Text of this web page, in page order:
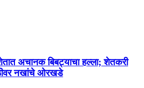
अचानक बिबट्याचा हल्ला; शेतकरी
नखांचे ओरखडे